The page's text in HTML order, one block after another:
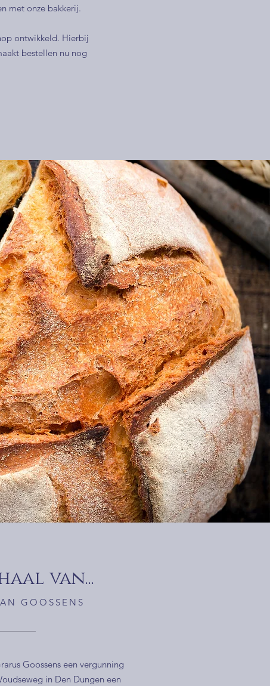
met onze bakkerij.
ontwikkeld. Hierbij
bestellen nu nog
van...
GOOSSENS
Goossens een vergunning
in Den Dungen een